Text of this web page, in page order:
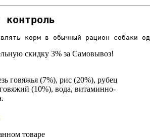
контроль
корм в обычный рацион собаки
скидку 3% за Самовывоз!
говяжья (7%), рис (20%), рубец
(10%), вода, витаминно-
товаре